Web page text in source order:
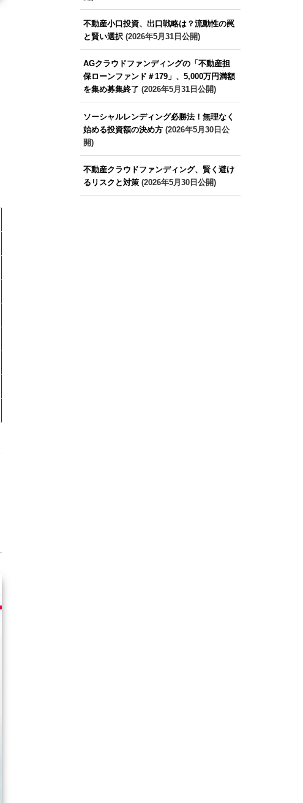
不動産小口投資、出口戦略は？流動性の罠
と賢い選択(2026年5月31日公開)
AGクラウドファンディングの「不動産担
保ローンファンド＃179」、5,000万円満額
を集め募集終了 (2026年5月31日公開)
ソーシャルレンディング必勝法！無理なく
始める投資額の決め方(2026年5月30日公
開)
不動産クラウドファンディング、賢く避け
るリスクと対策(2026年5月30日公開)